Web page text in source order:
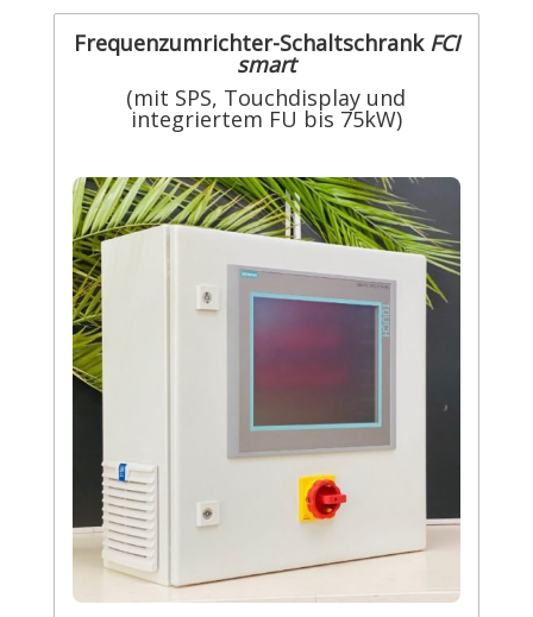
Frequenzumrichter-Schaltschrank FCI
smart
(mit SPS, Touchdisplay und
integriertem FU bis 75kW)